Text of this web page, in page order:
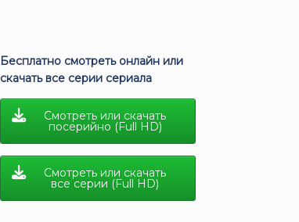
Бесплатно смотреть онлайн или
скачать все серии сериала
Смотреть или скачать
посерийно (Full HD)
Смотреть или скачать
все серии (Full HD)